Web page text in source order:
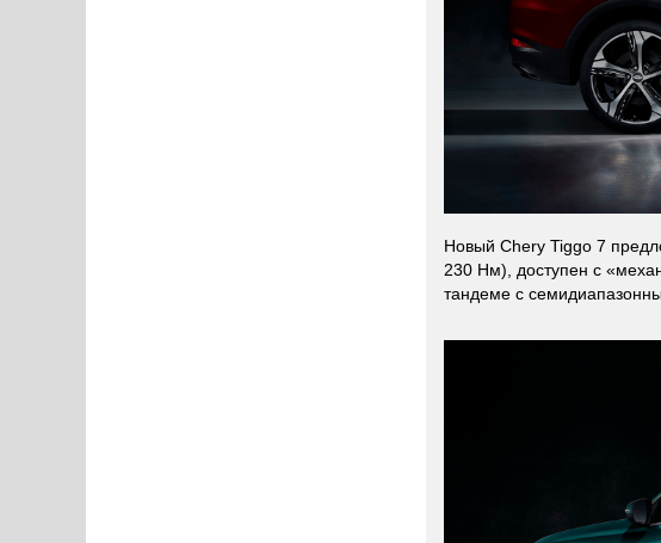
Новый Chery Tiggo 7
230 Нм), доступен с
тандеме с